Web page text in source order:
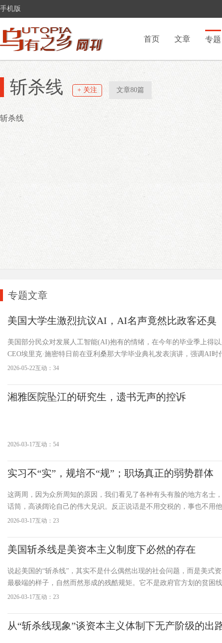
手机版
首页 文章 专题
斩杀线 + 关注 文章80篇
斩杀线
专题文章
美国大学生激烈抗议AI，AI名声竟然比政客还臭
美国部分民众对发展人工智能(AI)抱有的情绪，在今年的毕业季上得
CEO埃里克·施密特日前在亚利桑那大学毕业典礼发表演讲，强调AI时
引发了现场不少学生的不满。5月13日，房地产公司高管格洛丽亚·考
2026-05-22互动：34
湘雅医院坠江的研究生，遗书无声的控诉
2026-03-17互动：54
实习不“实”，规培不“规”；职场真正的弱势群体
这两周，因为众所周知的原因，我们看见了各种有头有脸的地方名士
话筒，高谈阔论自己的伟大见识。反正说话是不用交税的，事也不用
只要能吸引眼球，哪怕是骗个廷杖也是流量嘛。他们和各大媒体似乎
2026-03-17互动：23
美国斩杀线是美资本主义制度下必然的存在
说起美国的“斩杀线”，其实不是什么偶然出现的社会问题，而是美式
最极端的样子，自然而然形成的残酷规矩。它不是政府官方划的贫困
固定数字，但就像一道看不见的高墙，挡在几千万普通美国人的生活
2026-03-17互动：23
从“斩杀线现象”谈资本主义体制下无产阶级的出